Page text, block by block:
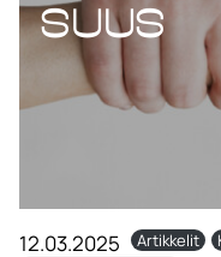
suus
12.03.2025 Artikkelit